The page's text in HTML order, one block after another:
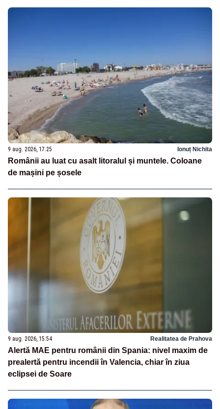
9 aug. 2026, 17:25 Ionuț Nichita
Românii au luat cu asalt litoralul și muntele. Coloane
de mașini pe șosele
9 aug. 2026, 15:54 Realitatea de Prahova
Alertă MAE pentru românii din Spania: nivel maxim de
prealertă pentru incendii în Valencia, chiar în ziua
eclipsei de Soare